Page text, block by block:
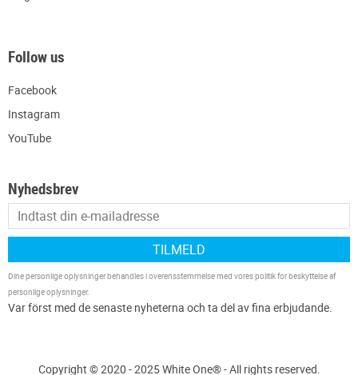
Follow us
Facebook
Instagram
YouTube
Nyhedsbrev
TILMELD
Dine personlige oplysninger behandles i overensstemmelse med vorespolitik for beskyttelse af
personlige oplysninger.
Copyright © 2020 - 2025 White One® - All rights reserved.